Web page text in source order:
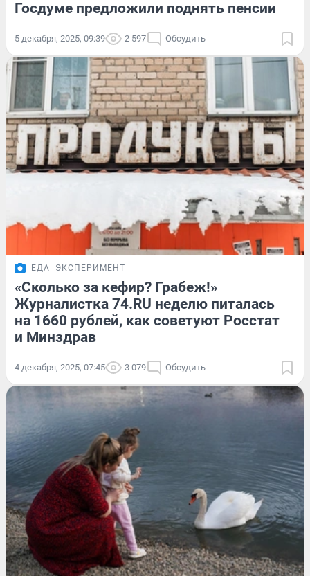
Госдуме предложили поднять пенсии
5 декабря, 2025, 09:39 2 597 Обсудить
ЕДА ЭКСПЕРИМЕНТ
«Сколько за кефир? Грабеж!»
Журналистка 74.RU неделю питалась
на 1660 рублей, как советуют Росстат
и Минздрав
4 декабря, 2025, 07:45 3 079 Обсудить